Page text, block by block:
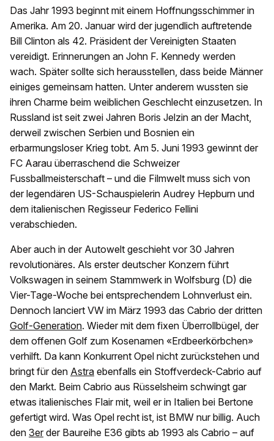
Das Jahr 1993 beginnt mit einem Hoffnungsschimmer in
Amerika. Am 20. Januar wird der jugendlich auftretende
Bill Clinton als 42. Präsident der Vereinigten Staaten
vereidigt. Erinnerungen an John F. Kennedy werden
wach. Später sollte sich herausstellen, dass beide Männer
einiges gemeinsam hatten. Unter anderem wussten sie
ihren Charme beim weiblichen Geschlecht einzusetzen. In
Russland ist seit zwei Jahren Boris Jelzin an der Macht,
derweil zwischen Serbien und Bosnien ein
erbarmungsloser Krieg tobt. Am 5. Juni 1993 gewinnt der
FC Aarau überraschend die Schweizer
Fussballmeisterschaft – und die Filmwelt muss sich von
der legendären US-Schauspielerin Audrey Hepburn und
dem italienischen Regisseur Federico Fellini
verabschieden.
Aber auch in der Autowelt geschieht vor 30 Jahren
revolutionäres. Als erster deutscher Konzern führt
Volkswagen in seinem Stammwerk in Wolfsburg (D) die
Vier-Tage-Woche bei entsprechendem Lohnverlust ein.
Dennoch lanciert VW im März 1993 das Cabrio der dritten
Golf-Generation. Wieder mit dem fixen Überrollbügel, der
dem offenen Golf zum Kosenamen «Erdbeerkörbchen»
verhilft. Da kann Konkurrent Opel nicht zurückstehen und
bringt für den Astra ebenfalls ein Stoffverdeck-Cabrio auf
den Markt. Beim Cabrio aus Rüsselsheim schwingt gar
etwas italienisches Flair mit, weil er in Italien bei Bertone
gefertigt wird. Was Opel recht ist, ist BMW nur billig. Auch
den 3er der Baureihe E36 gibts ab 1993 als Cabrio – auf